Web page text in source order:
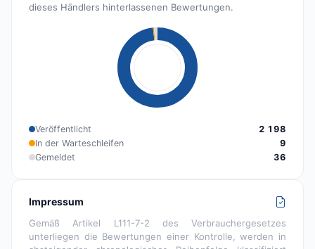
dieses Händlers hinterlassenen Bewertungen.
Veröffentlicht
2 198
In der Warteschleifen
9
Gemeldet
36
Impressum
Gemäß Artikel L111-7-2 des Verbrauchergesetzes
unterliegen die Bewertungen einer Kontrolle, werden in